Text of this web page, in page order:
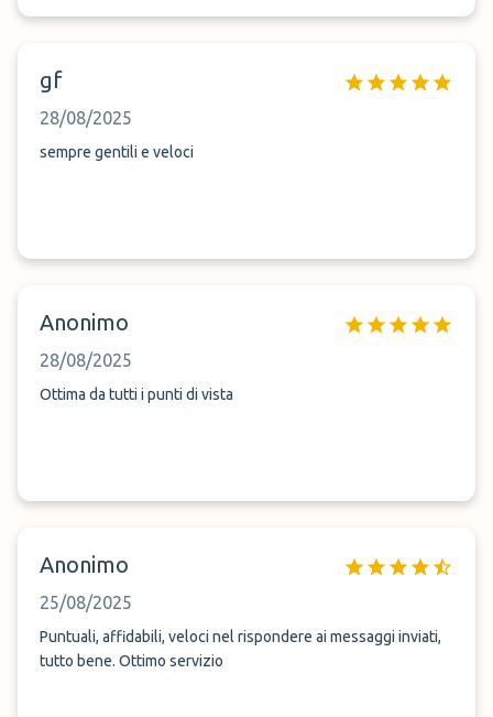
gf
28/08/2025
sempre gentili e veloci
Anonimo
28/08/2025
Ottima da tutti i punti di vista
Anonimo
25/08/2025
Puntuali, affidabili, veloci nel rispondere ai messaggi inviati,
tutto bene. Ottimo servizio